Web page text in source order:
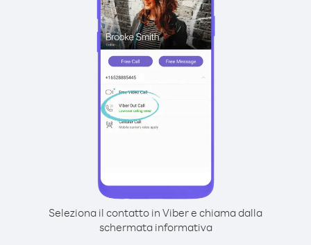
Seleziona il contatto in Viber e chiama dalla
schermata informativa